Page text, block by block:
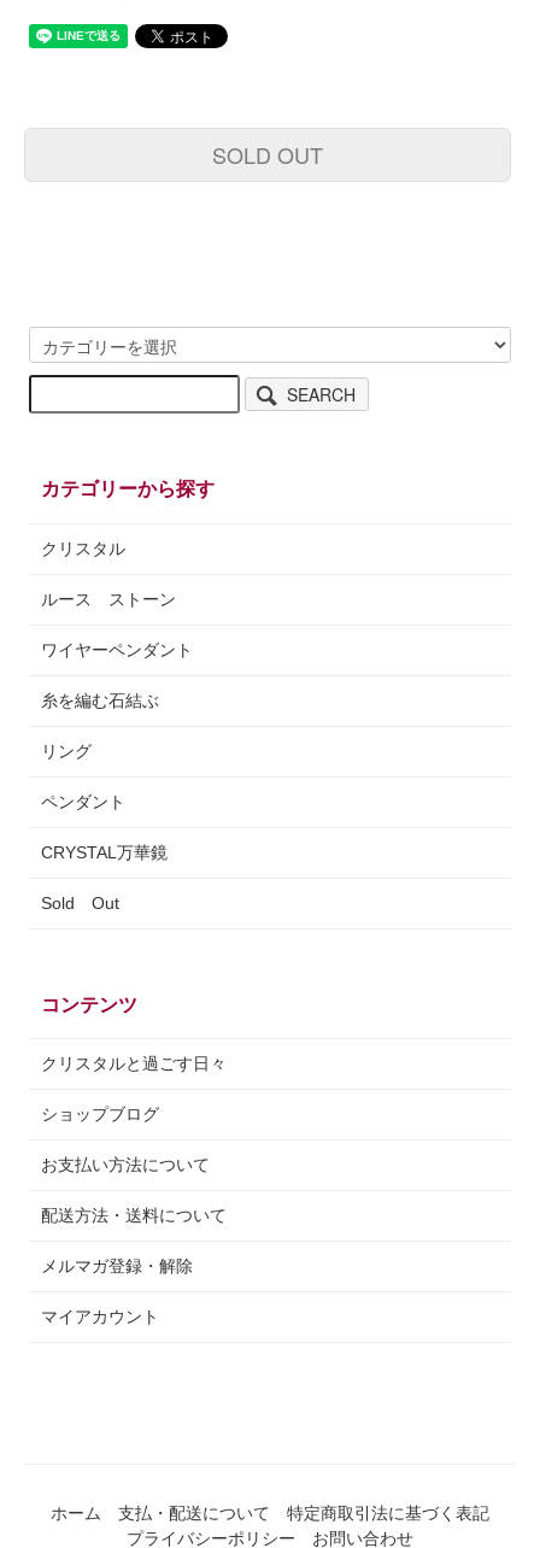
SOLD OUT
SEARCH
カテゴリーから探す
クリスタル
ルース ストーン
ワイヤーペンダント
糸を編む石結ぶ
リング
ペンダント
CRYSTAL万華鏡
Sold Out
コンテンツ
クリスタルと過ごす日々
ショップブログ
お支払い方法について
配送方法・送料について
メルマガ登録・解除
マイアカウント
ホーム 支払・配送について
特定商取引法に基づく表記
プライバシーポリシー
お問い合わせ